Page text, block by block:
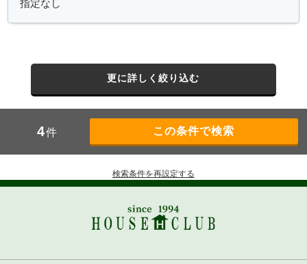
更に詳しく絞り込む
4件
検索条件を再設定する